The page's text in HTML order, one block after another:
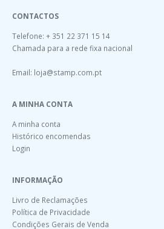
CONTACTOS
Telefone: + 351 22 371 15 14
Chamada para a rede fixa nacional
Email: loja@stamp.com.pt
A MINHA CONTA
A minha conta
Histórico encomendas
Login
INFORMAÇÃO
Livro de Reclamações
Política de Privacidade
Condições Gerais de Venda